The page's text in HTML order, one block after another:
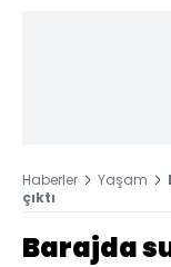
Haberler Yaşam
çıktı
Barajda